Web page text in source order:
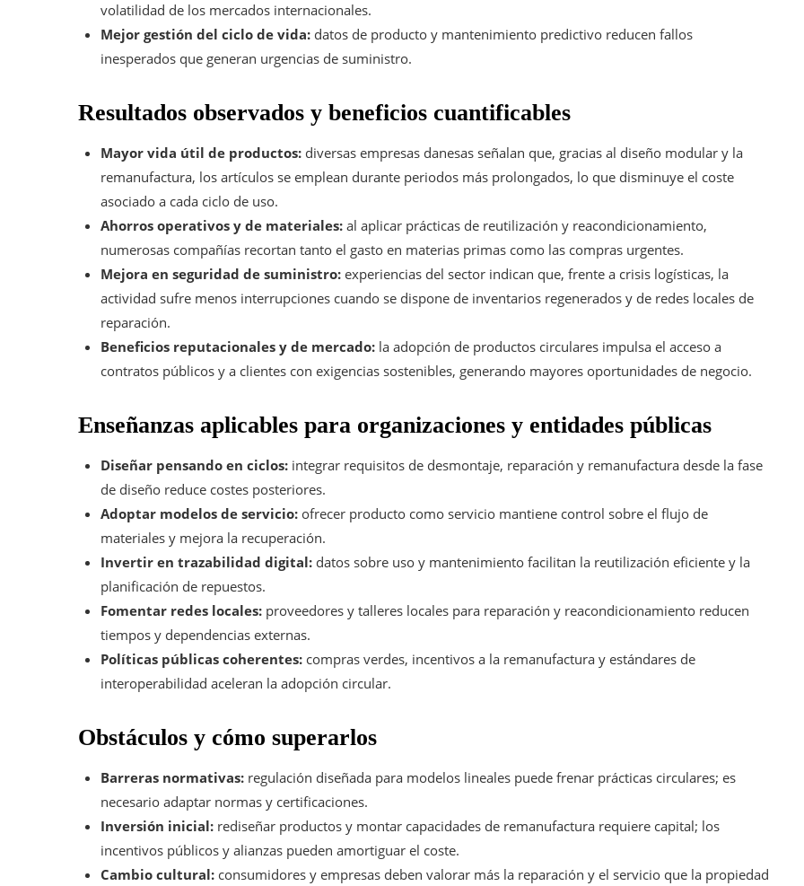
volatilidad de los mercados internacionales.
Mejor gestión del ciclo de vida: datos de producto y mantenimiento predictivo reducen fallos
inesperados que generan urgencias de suministro.
Resultados observados y beneficios cuantificables
Mayor vida útil de productos: diversas empresas danesas señalan que, gracias al diseño modular y la
remanufactura, los artículos se emplean durante periodos más prolongados, lo que disminuye el coste
asociado a cada ciclo de uso.
Ahorros operativos y de materiales: al aplicar prácticas de reutilización y reacondicionamiento,
numerosas compañías recortan tanto el gasto en materias primas como las compras urgentes.
Mejora en seguridad de suministro: experiencias del sector indican que, frente a crisis logísticas, la
actividad sufre menos interrupciones cuando se dispone de inventarios regenerados y de redes locales de
reparación.
Beneficios reputacionales y de mercado: la adopción de productos circulares impulsa el acceso a
contratos públicos y a clientes con exigencias sostenibles, generando mayores oportunidades de negocio.
Enseñanzas aplicables para organizaciones y entidades públicas
Diseñar pensando en ciclos: integrar requisitos de desmontaje, reparación y remanufactura desde la fase
de diseño reduce costes posteriores.
Adoptar modelos de servicio: ofrecer producto como servicio mantiene control sobre el flujo de
materiales y mejora la recuperación.
Invertir en trazabilidad digital: datos sobre uso y mantenimiento facilitan la reutilización eficiente y la
planificación de repuestos.
Fomentar redes locales: proveedores y talleres locales para reparación y reacondicionamiento reducen
tiempos y dependencias externas.
Políticas públicas coherentes: compras verdes, incentivos a la remanufactura y estándares de
interoperabilidad aceleran la adopción circular.
Obstáculos y cómo superarlos
Barreras normativas: regulación diseñada para modelos lineales puede frenar prácticas circulares; es
necesario adaptar normas y certificaciones.
Inversión inicial: rediseñar productos y montar capacidades de remanufactura requiere capital; los
incentivos públicos y alianzas pueden amortiguar el coste.
Cambio cultural: consumidores y empresas deben valorar más la reparación y el servicio que la propiedad